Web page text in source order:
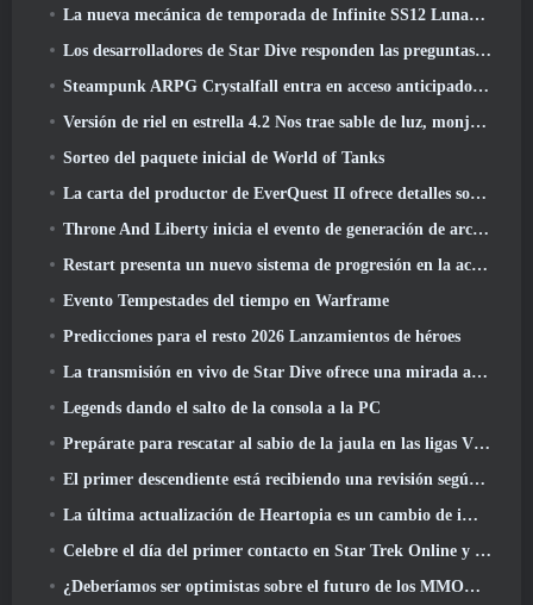
La nueva mecánica de temporada de Infinite SS12 Lunaria es una de las "mayores adiciones" al juego
Los desarrolladores de Star Dive responden las preguntas de los jugadores en una transmisión en vivo sorpresa
Steampunk ARPG Crystalfall entra en acceso anticipado, Pero no sin algunos problemas
Versión de riel en estrella 4.2 Nos trae sable de luz, monja-chuck, El baterista pionero y un emanador de euforia
Sorteo del paquete inicial de World of Tanks
La carta del productor de EverQuest II ofrece detalles sobre el servidor de expansión con tiempo bloqueado
Throne And Liberty inicia el evento de generación de archboss doble
Restart presenta un nuevo sistema de progresión en la actualización de la temporada SS4
Evento Tempestades del tiempo en Warframe
Predicciones para el resto 2026 Lanzamientos de héroes
La transmisión en vivo de Star Dive ofrece una mirada al juego en acción antes del lanzamiento
Legends dando el salto de la consola a la PC
Prepárate para rescatar al sabio de la jaula en las ligas VI de RuneScape de la vieja escuela: Pactos demoniacos
El primer descendiente está recibiendo una revisión según Dev Stream
La última actualización de Heartopia es un cambio de imagen al estilo de Alicia en el país de las maravillas
Celebre el día del primer contacto en Star Trek Online y gane una nueva versión del Nobel Intel Battlecruiser
¿Deberíamos ser optimistas sobre el futuro de los MMORPG??